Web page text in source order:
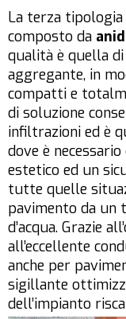
La terza tipologia
composto da
qualità è quella di
aggregante, in
compatti e
di soluzione
infiltrazioni ed è
dove è
estetico ed un
tutte quelle
pavimento da un
d’acqua. Grazie
all’eccellente
anche per
sigillante
dell’impianto